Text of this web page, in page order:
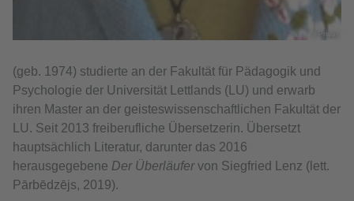
© Privat
(geb. 1974) studierte an der Fakultät für Pädagogik und
Psychologie der Universität Lettlands (LU) und erwarb
ihren Master an der geisteswissenschaftlichen Fakultät der
LU. Seit 2013 freiberufliche Übersetzerin. Übersetzt
hauptsächlich Literatur, darunter das 2016
herausgegebene Der Überläufervon Siegfried Lenz (lett.
Pārbēdzējs, 2019).